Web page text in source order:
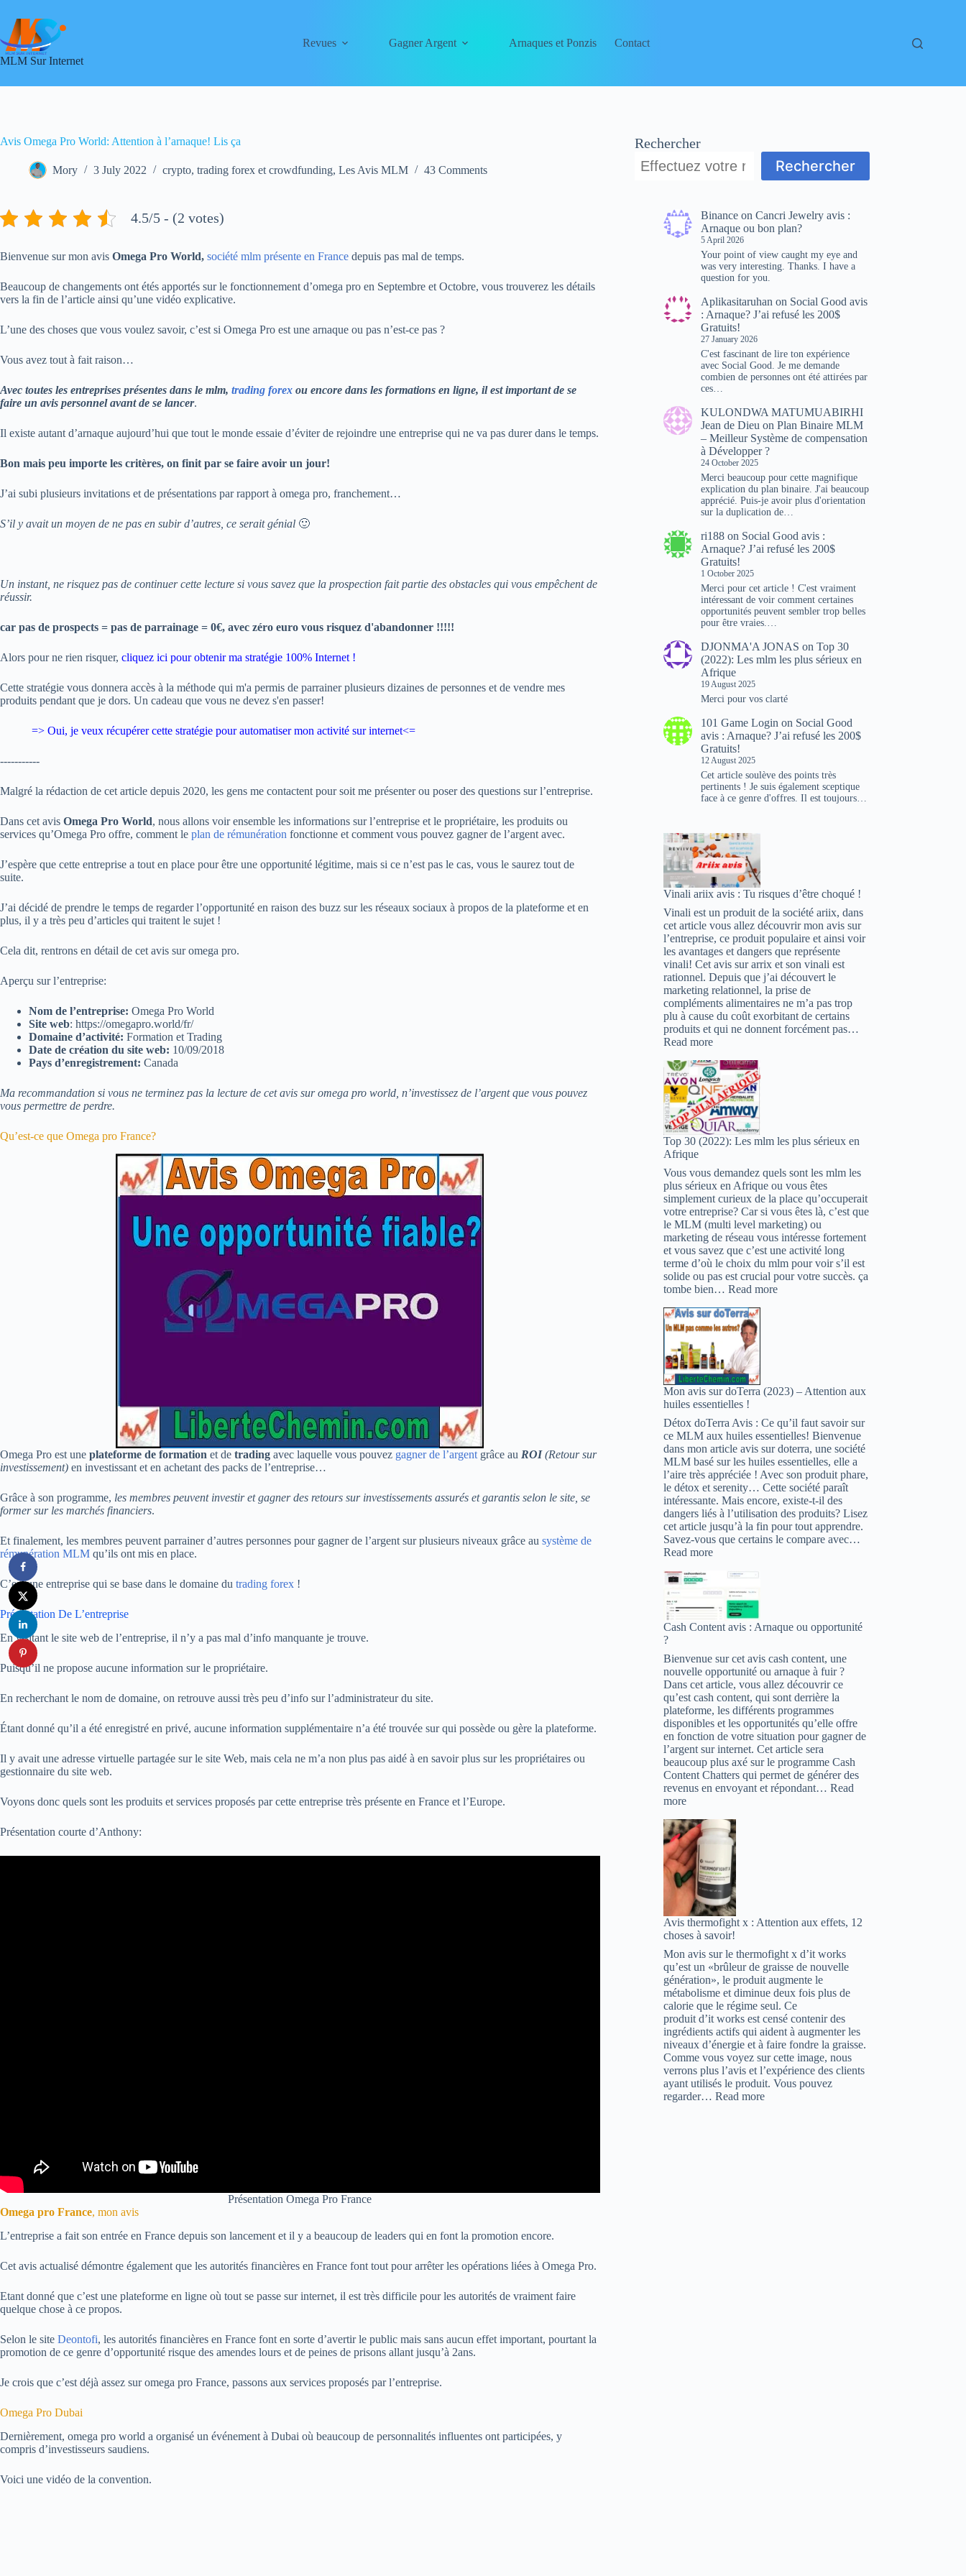
content
MLM Sur Internet
Revues Gagner Argent Arnaques et Ponzis Contact
Avis Omega Pro World: Attention à l’arnaque! Lis ça
Mory 3 July 2022 crypto, trading forex et crowdfunding, Les Avis MLM 43 Comments
4.5/5 - (2 votes)
Bienvenue sur mon avis Omega Pro World, société mlm présente en France depuis pas mal de temps.
Beaucoup de changements ont étés apportés sur le fonctionnement d’omega pro en Septembre et Octobre, vous trouverez les détails
vers la fin de l’article ainsi qu’une vidéo explicative.
L’une des choses que vous voulez savoir, c’est si Omega Pro est une arnaque ou pas n’est-ce pas ?
Vous avez tout à fait raison…
Avec toutes les entreprises présentes dans le mlm, trading forex ou encore dans les formations en ligne, il est important de se
faire un avis personnel avant de se lancer.
Il existe autant d’arnaque aujourd’hui que tout le monde essaie d’éviter de rejoindre une entreprise qui ne va pas durer dans le temps.
Bon mais peu importe les critères, on finit par se faire avoir un jour!
J’ai subi plusieurs invitations et de présentations par rapport à omega pro, franchement…
S’il y avait un moyen de ne pas en subir d’autres, ce serait génial 🙂
Un instant, ne risquez pas de continuer cette lecture si vous savez que la prospection fait partie des obstacles qui vous empêchent de
réussir.
car pas de prospects = pas de parrainage = 0€, avec zéro euro vous risquez d'abandonner !!!!!
Alors pour ne rien risquer, cliquez ici pour obtenir ma stratégie 100% Internet !
Cette stratégie vous donnera accès à la méthode qui m'a permis de parrainer plusieurs dizaines de personnes et de vendre mes
produits pendant que je dors. Un cadeau que vous ne devez s'en passer!
=> Oui, je veux récupérer cette stratégie pour automatiser mon activité sur internet<=
-----------
Malgré la rédaction de cet article depuis 2020, les gens me contactent pour soit me présenter ou poser des questions sur l’entreprise.
Dans cet avis Omega Pro World, nous allons voir ensemble les informations sur l’entreprise et le propriétaire, les produits ou
services qu’Omega Pro offre, comment le plan de rémunération fonctionne et comment vous pouvez gagner de l’argent avec.
J’espère que cette entreprise a tout en place pour être une opportunité légitime, mais si ce n’est pas le cas, vous le saurez tout de
suite.
J’ai décidé de prendre le temps de regarder l’opportunité en raison des buzz sur les réseaux sociaux à propos de la plateforme et en
plus, il y a très peu d’articles qui traitent le sujet !
Cela dit, rentrons en détail de cet avis sur omega pro.
Aperçu sur l’entreprise:
Nom de l’entreprise: Omega Pro World
Site web: https://omegapro.world/fr/
Domaine d’activité: Formation et Trading
Date de création du site web: 10/09/2018
Pays d’enregistrement: Canada
Ma recommandation si vous ne terminez pas la lecture de cet avis sur omega pro world, n’investissez de l’argent que vous pouvez
vous permettre de perdre.
Qu’est-ce que Omega pro France?
Omega Pro est une plateforme de formation et de trading avec laquelle vous pouvez gagner de l’argent grâce au ROI(Retour sur
investissement) en investissant et en achetant des packs de l’entreprise…
Grâce à son programme, les membres peuvent investir et gagner des retours sur investissements assurés et garantis selon le site, se
former sur les marchés financiers.
Et finalement, les membres peuvent parrainer d’autres personnes pour gagner de l’argent sur plusieurs niveaux grâce au système de
rémunération MLM qu’ils ont mis en place.
C’est une entreprise qui se base dans le domaine du trading forex !
Présentation De L’entreprise
En visitant le site web de l’entreprise, il n’y a pas mal d’info manquante je trouve.
Puisqu’il ne propose aucune information sur le propriétaire.
En recherchant le nom de domaine, on retrouve aussi très peu d’info sur l’administrateur du site.
Étant donné qu’il a été enregistré en privé, aucune information supplémentaire n’a été trouvée sur qui possède ou gère la plateforme.
Il y avait une adresse virtuelle partagée sur le site Web, mais cela ne m’a non plus pas aidé à en savoir plus sur les propriétaires ou
gestionnaire du site web.
Voyons donc quels sont les produits et services proposés par cette entreprise très présente en France et l’Europe.
Présentation courte d’Anthony:
Présentation Omega Pro France
Omega pro France, mon avis
L’entreprise a fait son entrée en France depuis son lancement et il y a beaucoup de leaders qui en font la promotion encore.
Cet avis actualisé démontre également que les autorités financières en France font tout pour arrêter les opérations liées à Omega Pro.
Etant donné que c’est une plateforme en ligne où tout se passe sur internet, il est très difficile pour les autorités de vraiment faire
quelque chose à ce propos.
Selon le site Deontofi, les autorités financières en France font en sorte d’avertir le public mais sans aucun effet important, pourtant la
promotion de ce genre d’opportunité risque des amendes lours et de peines de prisons allant jusqu’à 2ans.
Je crois que c’est déjà assez sur omega pro France, passons aux services proposés par l’entreprise.
Omega Pro Dubai
Dernièrement, omega pro world a organisé un événement à Dubai où beaucoup de personnalités influentes ont participées, y
compris d’investisseurs saudiens.
Voici une vidéo de la convention.
Rechercher
Rechercher
Binance onCancri Jewelry avis :
Arnaque ou bon plan?
5 April 2026
Your point of view caught my eye and
was very interesting. Thanks. I have a
question for you.
Aplikasitaruhan on Social Good avis
: Arnaque? J’ai refusé les 200$
Gratuits!
27 January 2026
C'est fascinant de lire ton expérience
avec Social Good. Je me demande
combien de personnes ont été attirées par
ces…
KULONDWA MATUMUABIRHI
Jean de Dieu onPlan Binaire MLM
– Meilleur Système de compensation
à Développer ?
24 October 2025
Merci beaucoup pour cette magnifique
explication du plan binaire. J'ai beaucoup
apprécié. Puis-je avoir plus d'orientation
sur la duplication de…
ri188 on Social Good avis :
Arnaque? J’ai refusé les 200$
Gratuits!
1 October 2025
Merci pour cet article ! C'est vraiment
intéressant de voir comment certaines
opportunités peuvent sembler trop belles
pour être vraies.…
DJONMA'A JONAS onTop 30
(2022): Les mlm les plus sérieux en
Afrique
19 August 2025
Merci pour vos clarté
101 Game Login on Social Good
avis : Arnaque? J’ai refusé les 200$
Gratuits!
12 August 2025
Cet article soulève des points très
pertinents ! Je suis également sceptique
face à ce genre d'offres. Il est toujours…
Vinali ariix avis : Tu risques d’être choqué !
Vinali est un produit de la société ariix, dans
cet article vous allez découvrir mon avis sur
l’entreprise, ce produit populaire et ainsi voir
les avantages et dangers que représente
vinali! Cet avis sur arrix et son vinali est
rationnel. Depuis que j’ai découvert le
marketing relationnel, la prise de
compléments alimentaires ne m’a pas trop
plu à cause du coût exorbitant de certains
produits et qui ne donnent forcément pas…
Read more:
ariix
avis
:
Tu
risques
d’être
choqué
Top 30 (2022): Les mlm les plus sérieux en
Afrique
Vous vous demandez quels sont les mlm les
plus sérieux en Afrique ou vous êtes
simplement curieux de la place qu’occuperait
votre entreprise? Car si vous êtes là, c’est que
le MLM (multi level marketing) ou
marketing de réseau vous intéresse fortement
et vous savez que c’est une activité long
terme d’où le choix du mlm pour voir s’il est
solide ou pas est crucial pour votre succès. ça
tombe bien…Read more:
sérieux
Afrique
Mon avis sur doTerra (2023) – Attention aux
huiles essentielles !
Détox doTerra Avis : Ce qu’il faut savoir sur
ce MLM aux huiles essentielles! Bienvenue
dans mon article avis sur doterra, une société
MLM basé sur les huiles essentielles, elle a
l’aire très appréciée ! Avec son produit phare,
le détox et serenity… Cette société paraît
intéressante. Mais encore, existe-t-il des
dangers liés à l’utilisation des produits? Lisez
cet article jusqu’à la fin pour tout apprendre.
Savez-vous que certains le compare avec…
Read more:
avis
sur
doTerra
(2023)
–
aux
huiles
essentielles
!
Cash Content avis : Arnaque ou opportunité
?
Bienvenue sur cet avis cash content, une
nouvelle opportunité ou arnaque à fuir ?
Dans cet article, vous allez découvrir ce
qu’est cash content, qui sont derrière la
plateforme, les différents programmes
disponibles et les opportunités qu’elle offre
en fonction de votre situation pour gagner de
l’argent sur internet. Cet article sera
beaucoup plus axé sur le programme Cash
Content Chatters qui permet de générer des
revenus en envoyant et répondant…Read
more:
Content
avis
:
Arnaque
ou
opportunité
?
Avis thermofight x : Attention aux effets, 12
choses à savoir!
Mon avis sur le thermofight x d’it works
qu’est un «brûleur de graisse de nouvelle
génération», le produit augmente le
métabolisme et diminue deux fois plus de
calorie que le régime seul. Ce
produit d’it works est censé contenir des
ingrédients actifs qui aident à augmenter les
niveaux d’énergie et à faire fondre la graisse.
Comme vous voyez sur cette image, nous
verrons plus l’avis et l’expérience des clients
ayant utilisés le produit. Vous pouvez
regarder…Read more: